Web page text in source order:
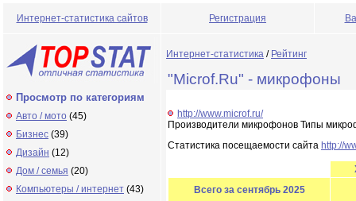
Интернет-статистика сайтов Регистрация
Просмотр по категориям
Авто / мото (45)
Бизнес (39)
Дизайн (12)
Дом / семья (20)
Компьютеры / интернет (43)
Интернет-статистика / Рейтинг
"Microf.Ru" - микрофоны
http://www.microf.ru/
Производители микрофонов Типы
Статистика посещаемости сайта http://
Всего за сентябрь 2025